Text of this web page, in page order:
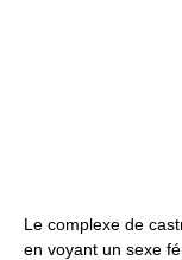
Le complexe de
en voyant un sexe